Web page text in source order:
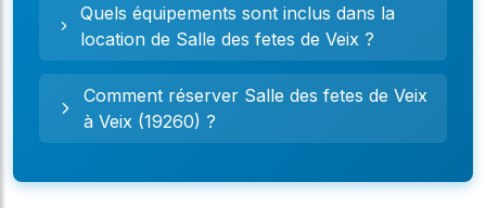
Quels équipements sont inclus dans la
location de Salle des fetes de Veix ?
Comment réserver Salle des fetes de Veix
à Veix (19260) ?